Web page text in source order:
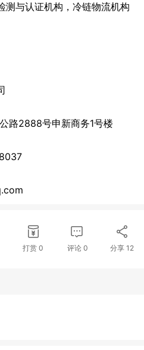
测与认证机构，冷链物流机构
路2888号申新商务1号楼
打赏 0 评论 0 分享 12